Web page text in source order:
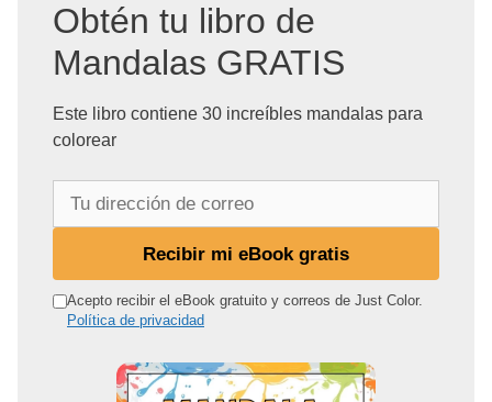
Obtén tu libro de
Mandalas GRATIS
Este libro contiene 30 increíbles mandalas para
colorear
r
Recibir mi eBook gratis
Acepto recibir el eBook gratuito y correos de Just Color.
Política de privacidad